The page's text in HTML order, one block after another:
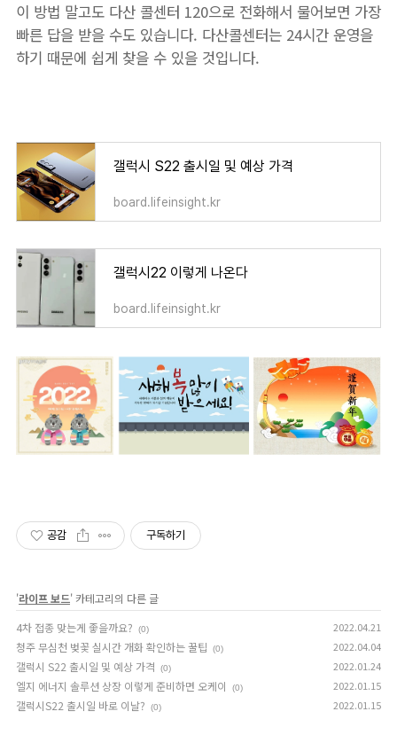
이 방법 말고도 다산 콜센터 120으로 전화해서 물어보면 가장
빠른 답을 받을 수도 있습니다. 다산콜센터는 24시간 운영을
하기 때문에 쉽게 찾을 수 있을 것입니다.
갤럭시 S22 출시일 및 예상 가격
board.lifeinsight.kr
갤럭시22 이렇게 나온다
board.lifeinsight.kr
공감 구독하기
'라이프 보드' 카테고리의 다른 글
4차 접종 맞는게 좋을까요?
(0) 2022.04.21
청주 무심천 벚꽃 실시간 개화 확인하는 꿀팁 (0) 2022.04.04
갤럭시 S22 출시일 및 예상 가격 (0) 2022.01.24
엘지 에너지 솔루션 상장 이렇게 준비하면 오케이 (0) 2022.01.15
갤럭시S22 출시일 바로 이날? (0) 2022.01.15